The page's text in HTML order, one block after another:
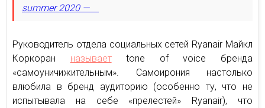
summer 2020 — ⠀
Руководитель отдела социальных сетей Ryanair Майкл
Коркоран называетtone of voice бренда
«самоуничижительным». Самоирония настолько
влюбила в бренд аудиторию (особенно ту, что не
испытывала на себе «прелестей» Ryanair), что